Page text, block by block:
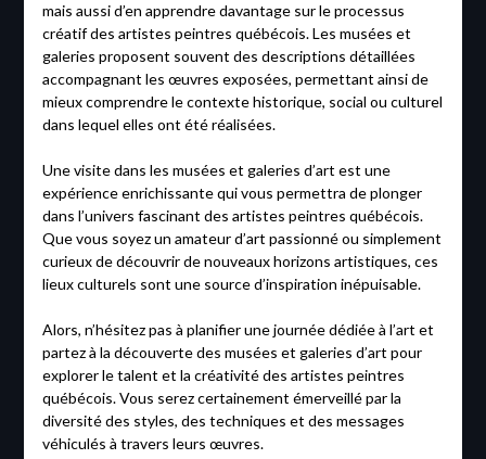
mais aussi d’en apprendre davantage sur le processus
créatif des artistes peintres québécois. Les musées et
galeries proposent souvent des descriptions détaillées
accompagnant les œuvres exposées, permettant ainsi de
mieux comprendre le contexte historique, social ou culturel
dans lequel elles ont été réalisées.
Une visite dans les musées et galeries d’art est une
expérience enrichissante qui vous permettra de plonger
dans l’univers fascinant des artistes peintres québécois.
Que vous soyez un amateur d’art passionné ou simplement
curieux de découvrir de nouveaux horizons artistiques, ces
lieux culturels sont une source d’inspiration inépuisable.
Alors, n’hésitez pas à planifier une journée dédiée à l’art et
partez à la découverte des musées et galeries d’art pour
explorer le talent et la créativité des artistes peintres
québécois. Vous serez certainement émerveillé par la
diversité des styles, des techniques et des messages
véhiculés à travers leurs œuvres.